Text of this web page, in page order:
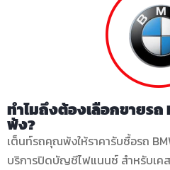
ทำไมถึงต้องเลือกขายร
พ้ง?
เต็นท์รถคุณพ้งให้ราคารับซื้อรถ
บริการปิดบัญชีไฟแนนซ์ สำหรับเ